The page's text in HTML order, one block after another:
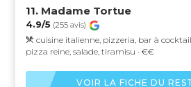
11. Madame Tortue
4.9/5 (255 avis)
cuisine italienne, pizzeria, bar à
pizza reine, salade, tiramisu · €€
VOIR LA FICHE DU